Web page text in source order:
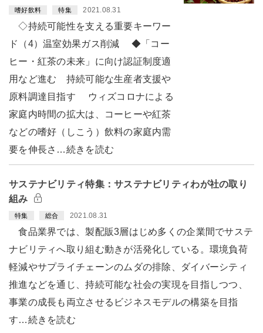
嗜好飲料 特集 2021.08.31
◇持続可能性を支える重要キーワー
ド（4）温室効果ガス削減 ◆「コー
ヒー・紅茶の未来」に向け認証制度適
用など進む 持続可能な生産者支援や
原料調達目指す ウィズコロナによる
家庭内時間の拡大は、コーヒーや紅茶
などの嗜好（しこう）飲料の家庭内需
要を伸長さ…続きを読む
サステナビリティ特集：サステナビリティわが社の取り
組み
特集 総合 2021.08.31
食品業界では、製配販3層はじめ多くの企業間でサステ
ナビリティへ取り組む動きが活発化している。環境負荷
軽減やサプライチェーンのムダの排除、ダイバーシティ
推進などを通じ、持続可能な社会の実現を目指しつつ、
事業の成長も両立させるビジネスモデルの構築を目指
す…続きを読む